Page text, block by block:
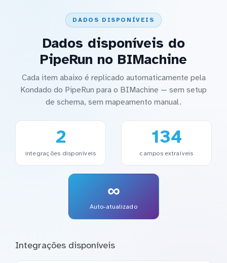
DADOS DISPONÍVEIS
Dados disponíveis do
PipeRun no BIMachine
Cada item abaixo é replicado automaticamente pela
Kondado do PipeRun para o BIMachine — sem setup
de schema, sem mapeamento manual.
2
integrações disponíveis
134
campos extraíveis
∞
Auto-atualizado
Integrações disponíveis